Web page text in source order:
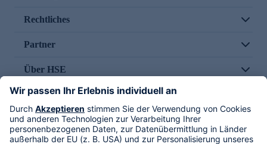
Rechtliches
Partner
Über HSE
Im TV
HSE International